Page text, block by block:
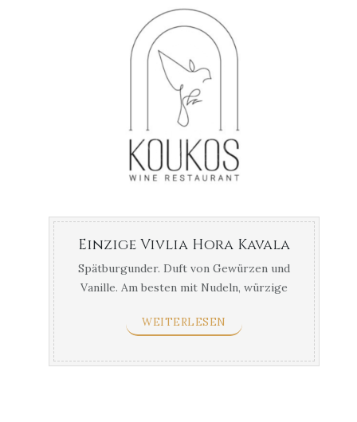
Einzige Vivlia Hora Kavala
Spätburgunder. Duft von Gewürzen und
Vanille. Am besten mit Nudeln, würzige
WEITERLESEN